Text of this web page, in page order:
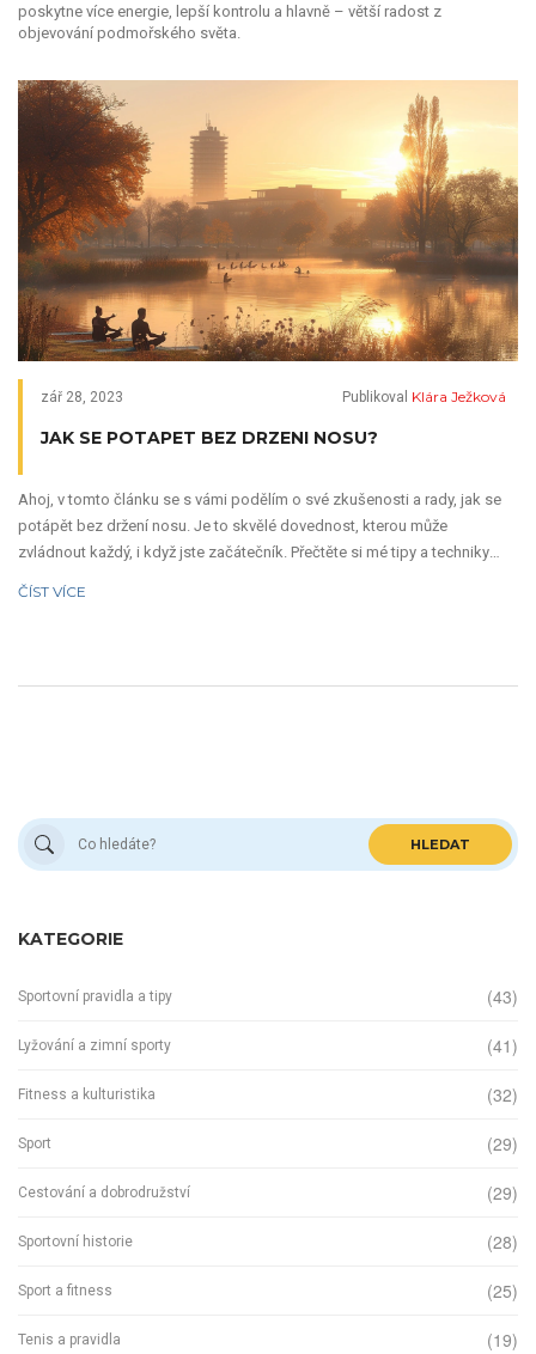
poskytne více energie, lepší kontrolu a hlavně – větší radost z
objevování podmořského světa.
zář 28, 2023 Publikoval Klára Ježková
JAK SE POTAPET BEZ DRZENI NOSU?
Ahoj, v tomto článku se s vámi podělím o své zkušenosti a rady, jak se
potápět bez držení nosu. Je to skvělé dovednost, kterou může
zvládnout každý, i když jste začátečník. Přečtěte si mé tipy a techniky
ČÍST VÍCE
HLEDAT
KATEGORIE
Sportovní pravidla a tipy (43)
Lyžování a zimní sporty (41)
Fitness a kulturistika (32)
Sport (29)
Cestování a dobrodružství (29)
Sportovní historie (28)
Sport a fitness (25)
Tenis a pravidla (19)